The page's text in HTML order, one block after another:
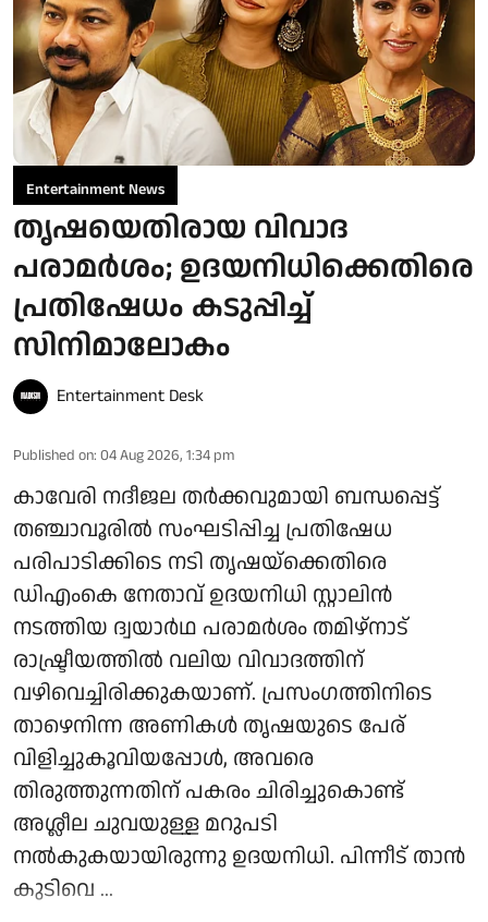
Entertainment News
തൃഷയെതിരായ വിവാദ
പരാമർശം; ഉദയനിധിക്കെതിരെ
പ്രതിഷേധം കടുപ്പിച്ച്
സിനിമാലോകം
Entertainment Desk
Published on: 04 Aug 2026, 1:34 pm
കാവേരി നദീജല തർക്കവുമായി ബന്ധപ്പെട്ട്
തഞ്ചാവൂരിൽ സംഘടിപ്പിച്ച പ്രതിഷേധ
പരിപാടിക്കിടെ നടി തൃഷയ്‌ക്കെതിരെ
ഡിഎംകെ നേതാവ് ഉദയനിധി സ്റ്റാലിൻ
നടത്തിയ ദ്വയാർഥ പരാമർശം തമിഴ്‌നാട്
രാഷ്ട്രീയത്തിൽ വലിയ വിവാദത്തിന്
വഴിവെച്ചിരിക്കുകയാണ്. പ്രസംഗത്തിനിടെ
താഴെനിന്ന അണികൾ തൃഷയുടെ പേര്
വിളിച്ചുകൂവിയപ്പോൾ, അവരെ
തിരുത്തുന്നതിന് പകരം ചിരിച്ചുകൊണ്ട്
അശ്ലീല ചുവയുള്ള മറുപടി
നൽകുകയായിരുന്നു ഉദയനിധി. പിന്നീട് താൻ
കുടിവെ ...